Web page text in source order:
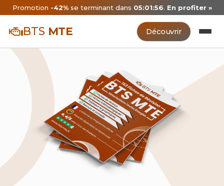
Promotion -42% se terminant dans 05:01:55. En profiter »
BTS MTE Découvrir